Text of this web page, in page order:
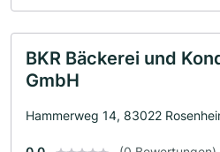
BKR Bäckerei und
GmbH
Hammerweg 14, 83022